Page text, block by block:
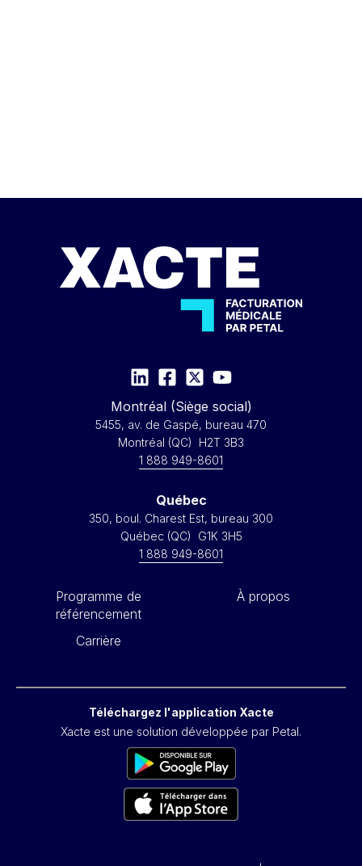
Montréal (Siège social)
5455, av. de Gaspé, bureau 470
Montréal (QC) H2T 3B3
1 888 949-8601
Québec
350, boul. Charest Est, bureau 300
Québec (QC) G1K 3H5
1 888 949-8601
Programme de
référencement
À propos
Carrière
Téléchargez l'application Xacte
Xacte est une solution développée par Petal.